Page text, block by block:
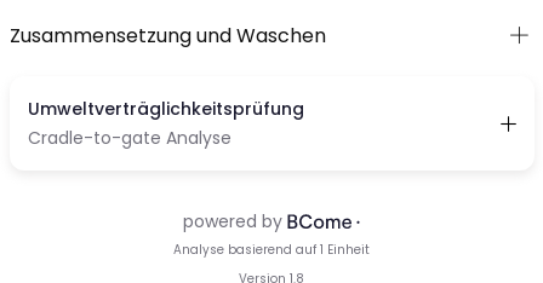
Zusammensetzung und Waschen